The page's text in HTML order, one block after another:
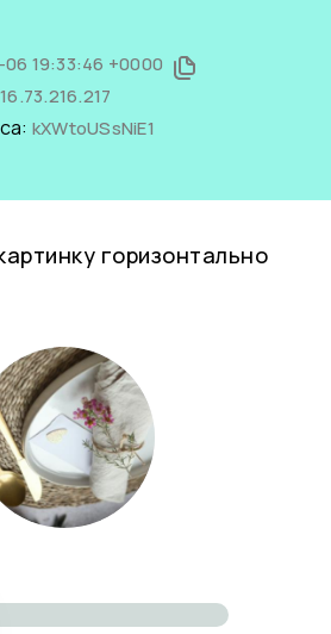
19:33:46 +0000
kXWtoUSsNiE1
горизонтально